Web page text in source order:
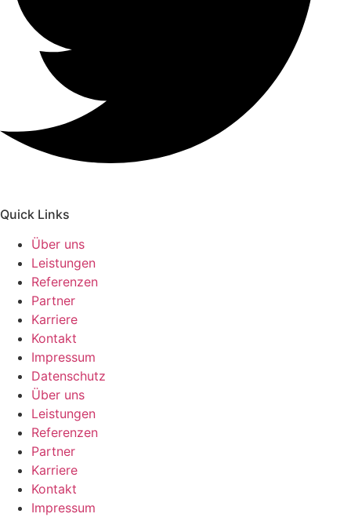
Quick Links
Über uns
Leistungen
Referenzen
Partner
Karriere
Kontakt
Impressum
Datenschutz
Über uns
Leistungen
Referenzen
Partner
Karriere
Kontakt
Impressum